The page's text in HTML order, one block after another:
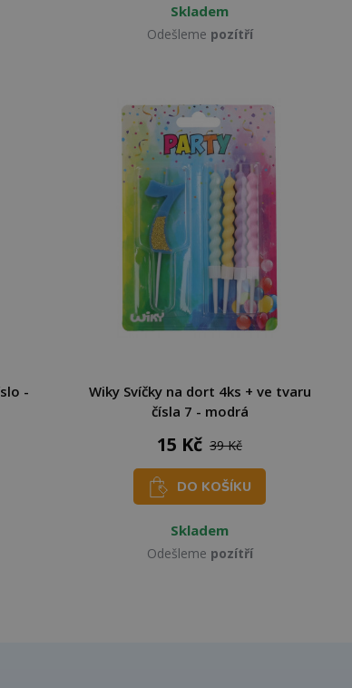
Skladem
Odešleme pozítří
-
Wiky Svíčky na dort 4ks + ve tvaru
čísla 7 - modrá
15 Kč 39 Kč
DO KOŠÍKU
Skladem
Odešleme pozítří